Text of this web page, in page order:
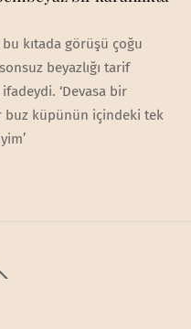
bu kıtada görüşü çoğu
beyazlığı tarif
‘Devasa bir
buz küpünün içindeki tek
To